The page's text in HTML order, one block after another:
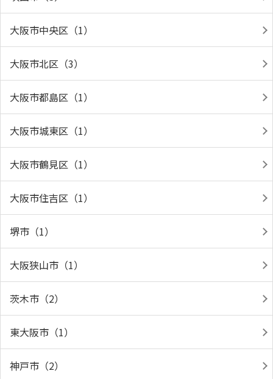
大阪市中央区（1）
大阪市北区（3）
大阪市都島区（1）
大阪市城東区（1）
大阪市鶴見区（1）
大阪市住吉区（1）
堺市（1）
大阪狭山市（1）
茨木市（2）
東大阪市（1）
神戸市（2）